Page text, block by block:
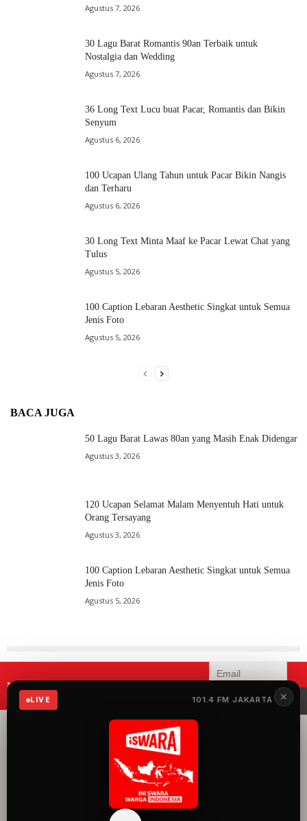
✕
LIVE 101.4 FM JAKARTA
Agustus 7, 2026
30 Lagu Barat Romantis 90an Terbaik untuk
Nostalgia dan Wedding
Agustus 7, 2026
36 Long Text Lucu buat Pacar, Romantis dan Bikin
Senyum
Agustus 6, 2026
100 Ucapan Ulang Tahun untuk Pacar Bikin Nangis
dan Terharu
Agustus 6, 2026
30 Long Text Minta Maaf ke Pacar Lewat Chat yang
Tulus
Agustus 5, 2026
100 Caption Lebaran Aesthetic Singkat untuk Semua
Jenis Foto
Agustus 5, 2026
BACA JUGA
50 Lagu Barat Lawas 80an yang Masih Enak Didengar
Agustus 3, 2026
120 Ucapan Selamat Malam Menyentuh Hati untuk
Orang Tersayang
Agustus 3, 2026
100 Caption Lebaran Aesthetic Singkat untuk Semua
Jenis Foto
Agustus 5, 2026
Mau menerima informasi terbaru
iSWARA?
merupakan radio yang
konten siaran yang
mengangkat semua hal
Indonesia.